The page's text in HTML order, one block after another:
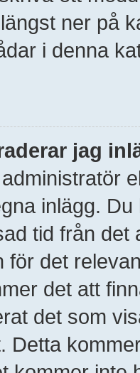
ner på
i denna
jag
inlägg.
tid från
för det
det att
det som
Detta